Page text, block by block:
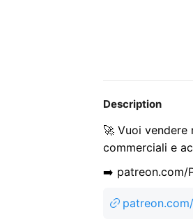
Description
🚀 Vuoi vendere
commerciali e
➡️ patreon.com/